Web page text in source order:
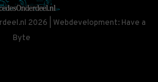
2026 | Webdevelopment: Have a
Byte